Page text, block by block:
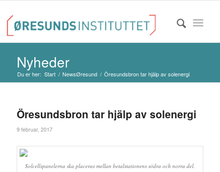
Nyheder
Du er her: Start / NewsØresund / Öresundsbron tar hjälp av solenergi
Öresundsbron tar hjälp av solenergi
9 februar, 2017
Solcellspanelerna ska placeras mellan betalstationens södra och norra del.